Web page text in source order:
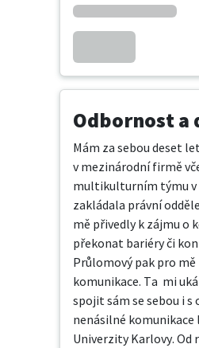
Odbornost a
Mám za sebou deset
v mezinárodní firmě
multikulturním týmu v
zakládala právní
mě přivedly k zájmu o
překonat bariéry či
Průlomový pak pro
komunikace. Ta  mi
spojit sám se sebou i
nenásilné komunikace
Univerzity Karlovy. Od